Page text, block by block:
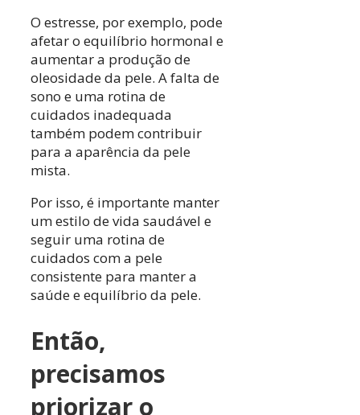
O estresse, por exemplo, pode
afetar o equilíbrio hormonal e
aumentar a produção de
oleosidade da pele. A falta de
sono e uma rotina de
cuidados inadequada
também podem contribuir
para a aparência da pele
mista.
Por isso, é importante manter
um estilo de vida saudável e
seguir uma rotina de
cuidados com a pele
consistente para manter a
saúde e equilíbrio da pele.
Então,
precisamos
priorizar o